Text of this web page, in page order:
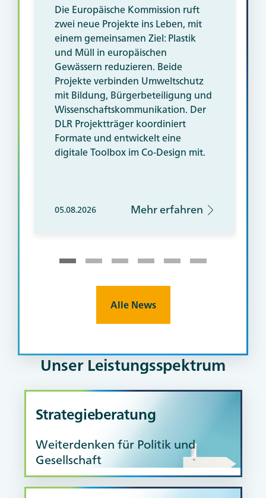
Die Europäische Kommission ruft
zwei neue Projekte ins Leben, mit
einem gemeinsamen Ziel: Plastik
und Müll in europäischen
Gewässern reduzieren. Beide
Projekte verbinden Umweltschutz
mit Bildung, Bürgerbeteiligung und
Wissenschaftskommunikation. Der
DLR Projektträger koordiniert
Formate und entwickelt eine
digitaleToolbox im Co-Design mit.
05.08.2026 Mehr erfahren
Alle News
Unser Leistungsspektrum
Strategieberatung
Weiterdenken für Politik und
Gesellschaft